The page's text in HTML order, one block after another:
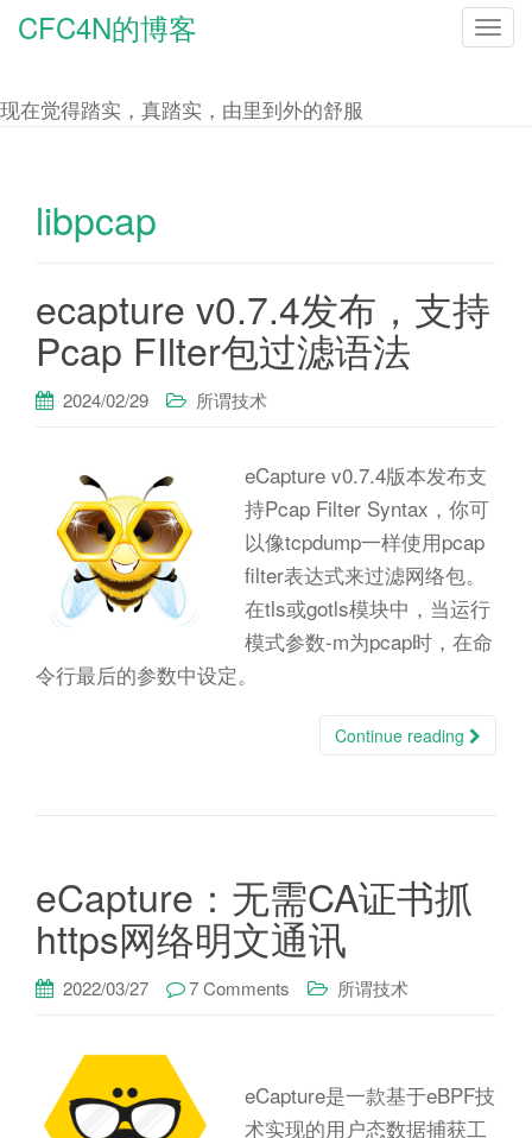
T
v
o
CFC4N的博客
现在觉得踏实，真踏实，由里到外的舒服
libpcap
ecapture v0.7.4发布，支持
Pcap FIlter包过滤语法
2024/02/29 所谓技术
eCapture v0.7.4版本发布支
持Pcap Filter Syntax，你可
以像tcpdump一样使用pcap
filter表达式来过滤网络包。
在tls或gotls模块中，当运行
模式参数-m为pcap时，在命
令行最后的参数中设定。
Continue reading
eCapture：无需CA证书抓
https网络明文通讯
2022/03/27 7 Comments 所谓技术
eCapture是一款基于eBPF技
术实现的用户态数据捕获工